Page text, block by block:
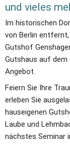
und vieles
Im historischen
von Berlin
Gutshof
Gutshaus auf dem
Angebot.
Feiern Sie Ihre
erleben Sie
hauseigenen
Laube und
nächstes Seminar